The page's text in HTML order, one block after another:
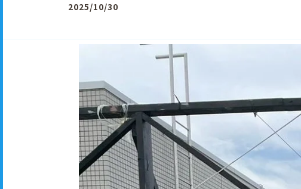
2025/10/30